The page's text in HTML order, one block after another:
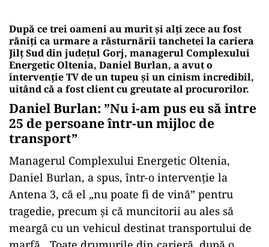
După ce trei oameni au murit și alți zece au fost
răniți ca urmare a răsturnării tanchetei la cariera
Jilț Sud din județul Gorj, managerul Complexului
Energetic Oltenia, Daniel Burlan, a avut o
intervenție TV de un tupeu și un cinism incredibil,
uitând că a fost client cu greutate al procurorilor.
Daniel Burlan: ”Nu i-am pus eu să intre
25 de persoane într-un mijloc de
transport”
Managerul Complexului Energetic Oltenia,
Daniel Burlan, a spus, într-o intervenție la
Antena 3, că el „nu poate fi de vină” pentru
tragedie, precum și că muncitorii au ales să
meargă cu un vehicul destinat transportului de